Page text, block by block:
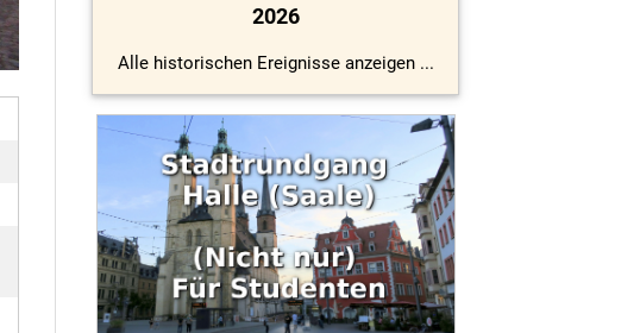
2026
Alle historischen Ereignisse anzeigen ...